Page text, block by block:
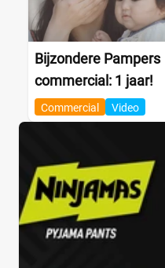
Bijzondere Pampers
commercial: 1 jaar!
Commercial Video